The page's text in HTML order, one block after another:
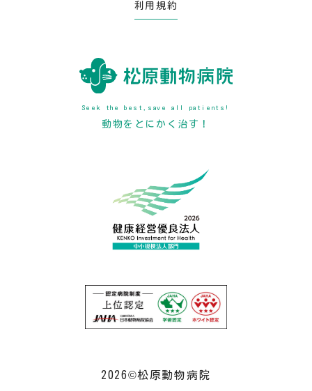
利用規約
Seek the best,save all patients!
動物をとにかく治す！
2026©松原動物病院